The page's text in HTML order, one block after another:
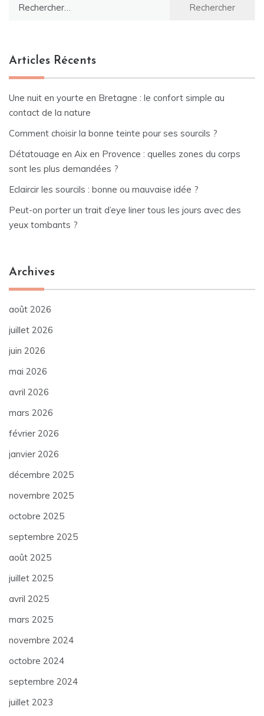
Articles Récents
Une nuit en yourte en Bretagne : le confort simple au
contact de la nature
Comment choisir la bonne teinte pour ses sourcils ?
Détatouage en Aix en Provence : quelles zones du corps
sont les plus demandées ?
Eclaircir les sourcils : bonne ou mauvaise idée ?
Peut-on porter un trait d’eye liner tous les jours avec des
yeux tombants ?
Archives
août 2026
juillet 2026
juin 2026
mai 2026
avril 2026
mars 2026
février 2026
janvier 2026
décembre 2025
novembre 2025
octobre 2025
septembre 2025
août 2025
juillet 2025
avril 2025
mars 2025
novembre 2024
octobre 2024
septembre 2024
juillet 2023